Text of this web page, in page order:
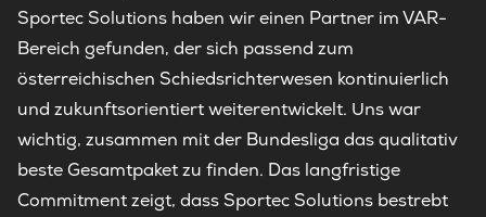
Sportec Solutions haben wir einen Partner im VAR-
Bereich gefunden, der sich passend zum
österreichischen Schiedsrichterwesen kontinuierlich
und zukunftsorientiert weiterentwickelt. Uns war
wichtig, zusammen mit der Bundesliga das qualitativ
beste Gesamtpaket zu finden. Das langfristige
Commitment zeigt, dass Sportec Solutions bestrebt